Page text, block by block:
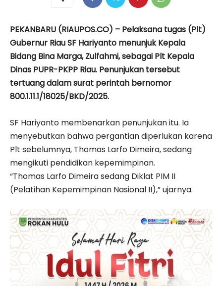
PEKANBARU (RIAUPOS.CO) – Pelaksana tugas (Plt)
Gubernur Riau SF Hariyanto menunjuk Kepala
Bidang Bina Marga, Zulfahmi, sebagai Plt Kepala
Dinas PUPR-PKPP Riau. Penunjukan tersebut
tertuang dalam surat perintah bernomor
800.1.11.1/18025/BKD/2025.
SF Hariyanto membenarkan penunjukan itu. Ia
menyebutkan bahwa pergantian diperlukan karena
Plt sebelumnya, Thomas Larfo Dimeira, sedang
mengikuti pendidikan kepemimpinan.
“Thomas Larfo Dimeira sedang Diklat PIM II
(Pelatihan Kepemimpinan Nasional II),” ujarnya.